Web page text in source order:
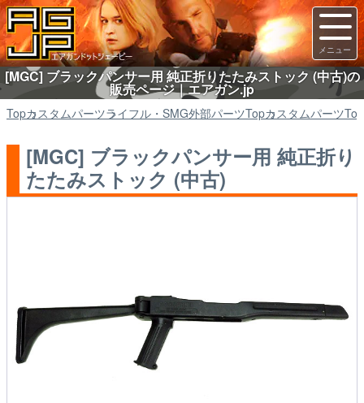
[MGC] ブラックパンサー用 純正折りたたみストック (中古)の
販売ページ｜エアガン.jp
Topカスタムパーツライフル・SMG外部パーツTopカスタムパーツTop
[MGC] ブラックパンサー用 純正折り
たたみストック (中古)